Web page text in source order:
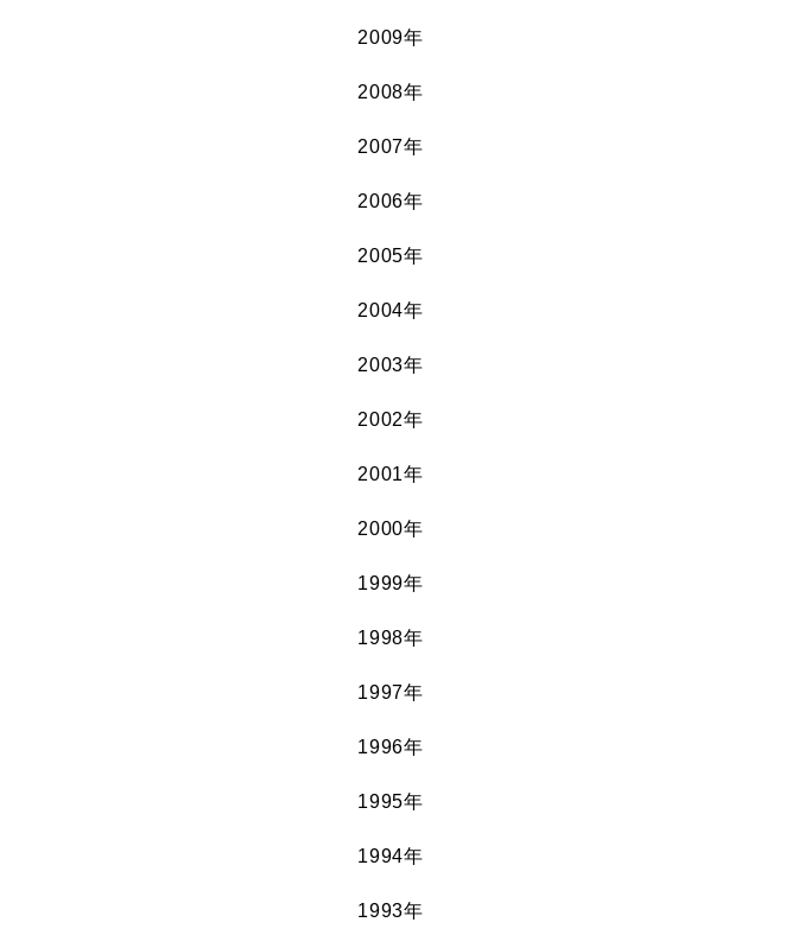
2009年
2008年
2007年
2006年
2005年
2004年
2003年
2002年
2001年
2000年
1999年
1998年
1997年
1996年
1995年
1994年
1993年